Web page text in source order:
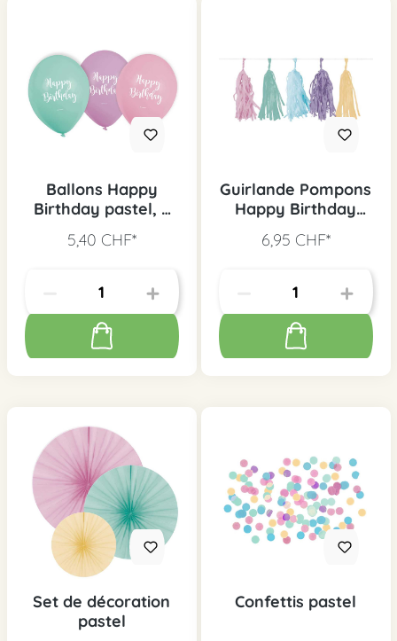
Ballons Happy
Birthday pastel, 6
5,40 CHF*
Guirlande Pompons
Happy Birthday
6,95 CHF*
Set de décoration
pastel
Confettis pastel